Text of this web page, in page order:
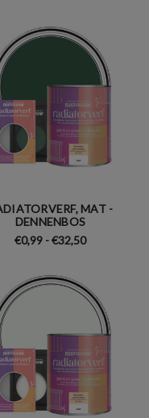
MAT -
DENNENBOS
€0,99 - €32,50